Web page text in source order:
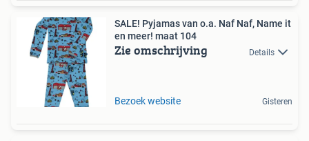
SALE! Pyjamas van o.a. Naf Naf, Name it
en meer! maat 104
Zie omschrijving Details
Bezoek website Gisteren